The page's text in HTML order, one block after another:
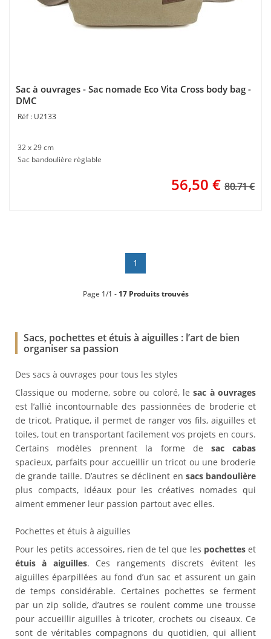
Sac à ouvrages - Sac nomade Eco Vita Cross body bag -
DMC
U2133
32 x 29 cm
Sac bandoulière règlable
56,50 € 80.71 €
1
Page 1/1 - 17 Produits trouvés
Sacs, pochettes et étuis à aiguilles : l’art de bien
organiser sa passion
Des sacs à ouvrages pour tous les styles
Classique ou moderne, sobre ou coloré, lesac à ouvrages
est l’allié incontournable des passionnées de broderie et
de tricot. Pratique, il permet de ranger vos fils, aiguilles et
toiles, tout en transportant facilement vos projets en cours.
Certains modèles prennent la forme de sac cabas
spacieux, parfaits pour accueillir un tricot ou une broderie
de grande taille. D’autres se déclinent en sacs bandoulière
plus compacts, idéaux pour les créatives nomades qui
aiment emmener leur passion partout avec elles.
Pochettes et étuis à aiguilles
Pour les petits accessoires, rien de tel que les pochetteset
étuis à aiguilles. Ces rangements discrets évitent les
aiguilles éparpillées au fond d’un sac et assurent un gain
de temps considérable. Certaines pochettes se ferment
par un zip solide, d’autres se roulent comme une trousse
pour accueillir aiguilles à tricoter, crochets ou ciseaux. Ce
sont de véritables compagnons du quotidien, qui allient